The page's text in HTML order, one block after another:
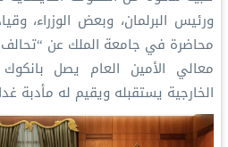
ورئيس البرلمان، وبعض الوزراء،
محاضرة في جامعة الملك عن “تحالف
‏معالي الأمين العام يصل بانكوك
الخارجية يستقبله ويقيم له مأدبة